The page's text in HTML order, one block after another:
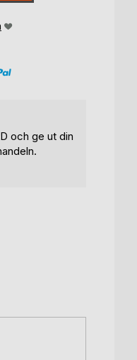
och ge ut din